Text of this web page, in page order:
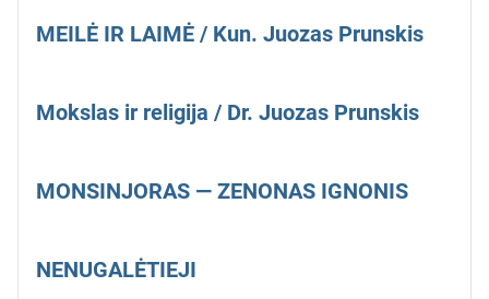
MEILĖ IR LAIMĖ / Kun. Juozas Prunskis
Mokslas ir religija / Dr. Juozas Prunskis
MONSINJORAS — ZENONAS IGNONIS
NENUGALĖTIEJI